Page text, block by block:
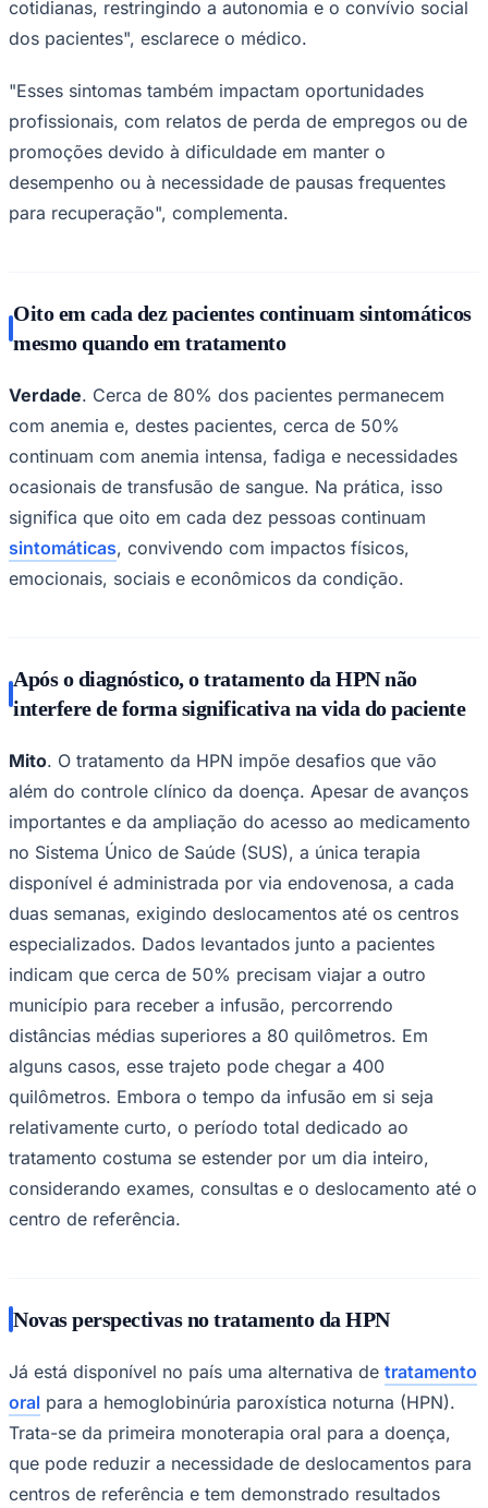
Corinthians
Palmeiras
cotidianas, restringindo a autonomia e o convívio social
dos pacientes", esclarece o médico.
"Esses sintomas também impactam oportunidades
profissionais, com relatos de perda de empregos ou de
promoções devido à dificuldade em manter o
desempenho ou à necessidade de pausas frequentes
para recuperação", complementa.
Oito em cada dez pacientes continuam sintomáticos
mesmo quando em tratamento
Verdade. Cerca de 80% dos pacientes permanecem
com anemia e, destes pacientes, cerca de 50%
continuam com anemia intensa, fadiga e necessidades
ocasionais de transfusão de sangue. Na prática, isso
significa que oito em cada dez pessoas continuam
sintomáticas, convivendo com impactos físicos,
emocionais, sociais e econômicos da condição.
Após o diagnóstico, o tratamento da HPN não
interfere de forma significativa na vida do paciente
Mito. O tratamento da HPN impõe desafios que vão
além do controle clínico da doença. Apesar de avanços
importantes e da ampliação do acesso ao medicamento
no Sistema Único de Saúde (SUS), a única terapia
disponível é administrada por via endovenosa, a cada
duas semanas, exigindo deslocamentos até os centros
especializados. Dados levantados junto a pacientes
indicam que cerca de 50% precisam viajar a outro
município para receber a infusão, percorrendo
distâncias médias superiores a 80 quilômetros. Em
alguns casos, esse trajeto pode chegar a 400
quilômetros. Embora o tempo da infusão em si seja
relativamente curto, o período total dedicado ao
tratamento costuma se estender por um dia inteiro,
considerando exames, consultas e o deslocamento até o
centro de referência.
Novas perspectivas no tratamento da HPN
Já está disponível no país uma alternativa de tratamento
oral para a hemoglobinúria paroxística noturna (HPN).
Trata-se da primeira monoterapia oral para a doença,
que pode reduzir a necessidade de deslocamentos para
centros de referência e tem demonstrado resultados